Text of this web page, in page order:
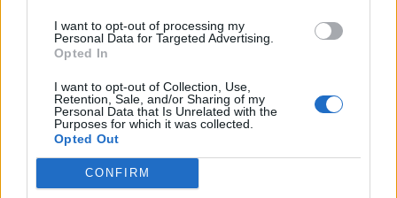
I want to opt-out of processing my
Personal Data for Targeted Advertising.
Opted In
I want to opt-out of Collection, Use,
Retention, Sale, and/or Sharing of my
Personal Data that Is Unrelated with the
Purposes for which it was collected.
Opted Out
CONFIRM
“Po ngrihet një ministri
paralele e Shëndetësisë”/
Këlliçi: Projektligji i
shtatorit i hap rrugë
monopolit, SPAK të
Video/ Shpërthimi në një
minibus në periferi të
Damaskut lë 2 të vdekur